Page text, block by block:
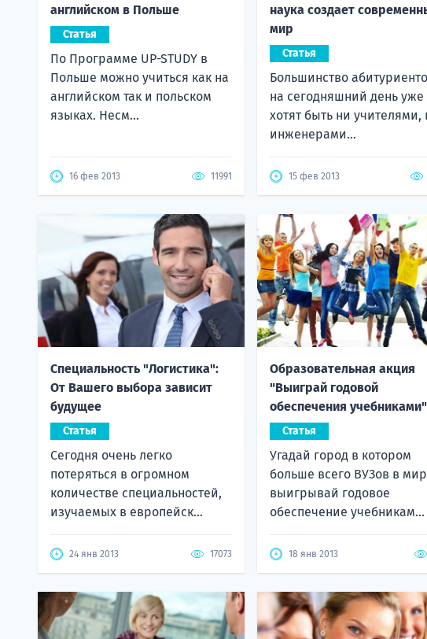
английском в Польше
Статья
По Программе UP-STUDY в
Польше можно учиться как на
английском так и польском
языках. Несм...
16 фев 2013 11991
наука создает
мир
Статья
Большинство
на сегодняшний день уже
хотят быть ни учителями,
инженерами...
15 фев 2013
Специальность "Логистика":
От Вашего выбора зависит
будущее
Статья
Сегодня очень легко
потеряться в огромном
количестве специальностей,
изучаемых в европейск...
24 янв 2013 17073
Образовательная акция
"Выиграй годовой
обеспечения учебниками"
Статья
Угадай город в котором
больше всего ВУЗов в
выигрывай годовое
обеспечение учебникам...
18 янв 2013